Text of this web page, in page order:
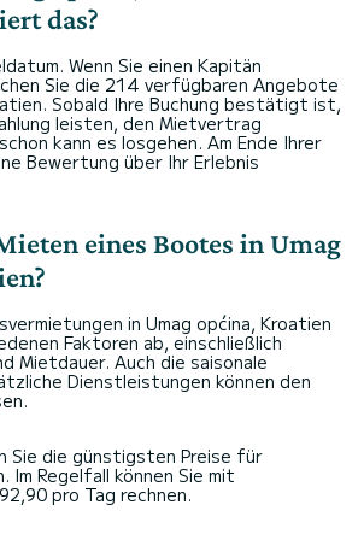
das?
Wenn Sie einen Kapitän
Sie die 214 verfügbaren Angebote
Sobald Ihre Buchung bestätigt ist,
leisten, den Mietvertrag
kann es losgehen. Am Ende Ihrer
Bewertung über Ihr Erlebnis
eines Bootes in Umag
in Umag općina, Kroatien
Faktoren ab, einschließlich
Mietdauer. Auch die saisonale
Dienstleistungen können den
Sie die günstigsten Preise für
Im Regelfall können Sie mit
pro Tag rechnen.